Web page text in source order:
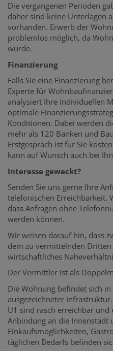
Die vergangenen Perioden
daher sind keine Unterlagen
vorhanden. Erwerb der
problemlos möglich, da
wurde.
Finanzierung
Falls Sie eine Finanzierung
Experte für
analysiert Ihre individuellen
optimale
Konditionen. Dabei werden
mehr als 120 Banken und
Erstgespräch ist für Sie
kann auf Wunsch auch bei
Interesse geweckt?
Senden Sie uns gerne Ihre
telefonischen Erreichbarkeit.
dass Anfragen ohne
werden können.
Wir weisen darauf hin, dass
dem zu vermittelnden
wirtschaftliches
Der Vermittler ist als
Die Wohnung befindet sich
ausgezeichneter
U1 sind rasch erreichbar
Anbindung an die Innenstadt
Einkaufsmöglichkeiten,
täglichen Bedarfs befinden